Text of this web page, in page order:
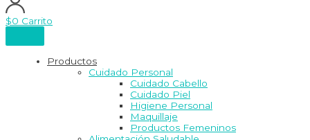
$0 Carrito
Productos
Cuidado Personal
Cuidado Cabello
Cuidado Piel
Higiene Personal
Maquillaje
Productos Femeninos